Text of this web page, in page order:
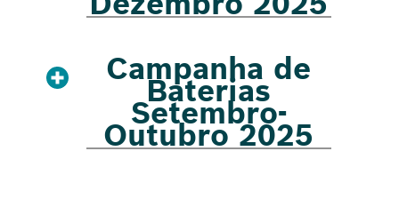
Campanha de
Baterias
Setembro-
Outubro 2025